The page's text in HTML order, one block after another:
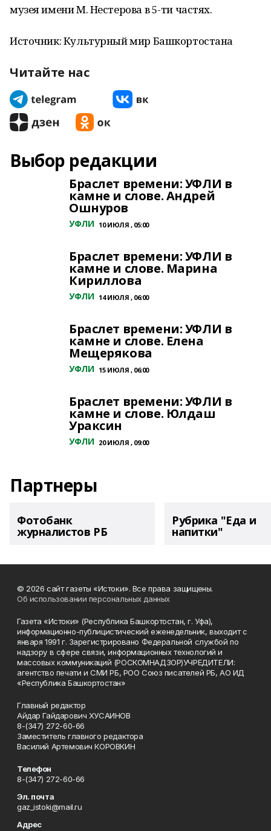
музея имени М. Нестерова в 5-ти частях.
Источник: Культурный мир Башкортостана
Читайте нас
Выбор редакции
Браслет времени: УФЛИ в
камне и слове. Андрей
Ошнуров
УФЛИ 10 ИЮЛЯ , 05:00
Браслет времени: УФЛИ в
камне и слове. Марина
Кириллова
УФЛИ 14 ИЮЛЯ , 06:00
Браслет времени: УФЛИ в
камне и слове. Елена
Мещерякова
УФЛИ 15 ИЮЛЯ , 06:00
Браслет времени: УФЛИ в
камне и слове. Юлдаш
Ураксин
УФЛИ 20 ИЮЛЯ , 09:00
Партнеры
Фотобанк
журналистов РБ
Рубрика "Еда и
напитки"
© 2026 сайт газеты «Истоки». Все права защищены.
Об использовании персональных данных
Газета «Истоки» (Республика Башкортостан, г. Уфа),
информационно-публицистический еженедельник, выходит с
января 1991 г. Зарегистрировано Федеральной службой по
надзору в сфере связи, информационных технологий и
массовых коммуникаций (РОСКОМНАДЗОР)УЧРЕДИТЕЛИ:
агентство печати и СМИ РБ, РОО Союз писателей РБ, АО ИД
«Республика Башкортостан»
Главный редактор
Айдар Гайдарович ХУСАИНОВ
8-(347) 272-60-66
Заместитель главного редактора
Василий Артемович КОРОВКИН
Телефон
8-(347) 272-60-66
Эл. почта
gaz_istoki@mail.ru
Адрес